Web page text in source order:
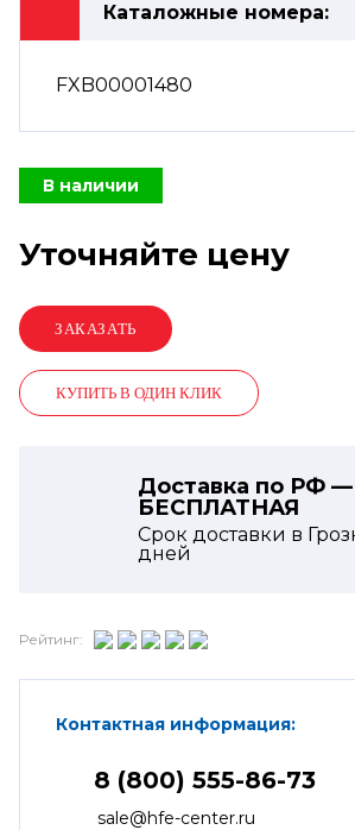
Каталожные номера:
FXB00001480
В наличии
Уточняйте цену
КУПИТЬ В ОДИН КЛИК
Доставка по РФ —
БЕСПЛАТНАЯ
Срок доставки в
дней
Рейтинг:
Контактная информация:
8 (800) 555-86-73
sale@hfe-center.ru